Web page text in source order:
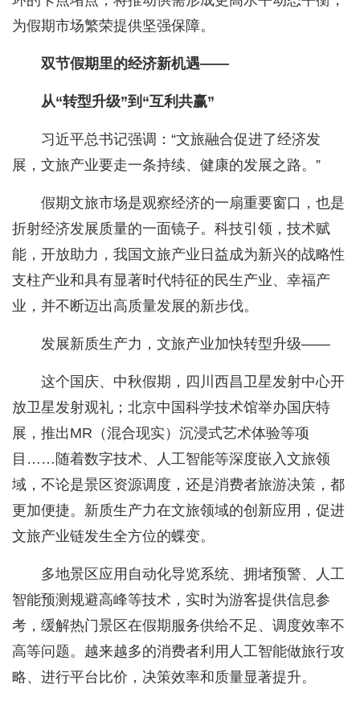
为假期市场繁荣提供坚强保障。
双节假期里的经济新机遇——
从“转型升级”到“互利共赢”
习近平总书记强调：“文旅融合促进了经济发
展，文旅产业要走一条持续、健康的发展之路。”
假期文旅市场是观察经济的一扇重要窗口，也是
折射经济发展质量的一面镜子。科技引领，技术赋
能，开放助力，我国文旅产业日益成为新兴的战略性
支柱产业和具有显著时代特征的民生产业、幸福产
业，并不断迈出高质量发展的新步伐。
发展新质生产力，文旅产业加快转型升级——
这个国庆、中秋假期，四川西昌卫星发射中心开
放卫星发射观礼；北京中国科学技术馆举办国庆特
展，推出MR（混合现实）沉浸式艺术体验等项
目……随着数字技术、人工智能等深度嵌入文旅领
域，不论是景区资源调度，还是消费者旅游决策，都
更加便捷。新质生产力在文旅领域的创新应用，促进
文旅产业链发生全方位的蝶变。
多地景区应用自动化导览系统、拥堵预警、人工
智能预测规避高峰等技术，实时为游客提供信息参
考，缓解热门景区在假期服务供给不足、调度效率不
高等问题。越来越多的消费者利用人工智能做旅行攻
略、进行平台比价，决策效率和质量显著提升。